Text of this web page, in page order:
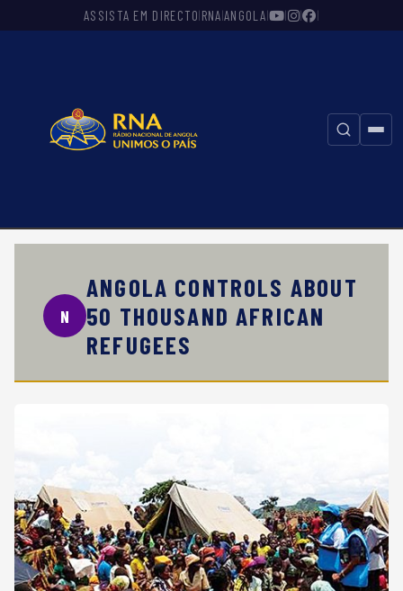
ASSISTA EM DIRECTO|RNA|ANGOLA| | | |
⚲
N
ANGOLA CONTROLS ABOUT
50 THOUSAND AFRICAN
REFUGEES